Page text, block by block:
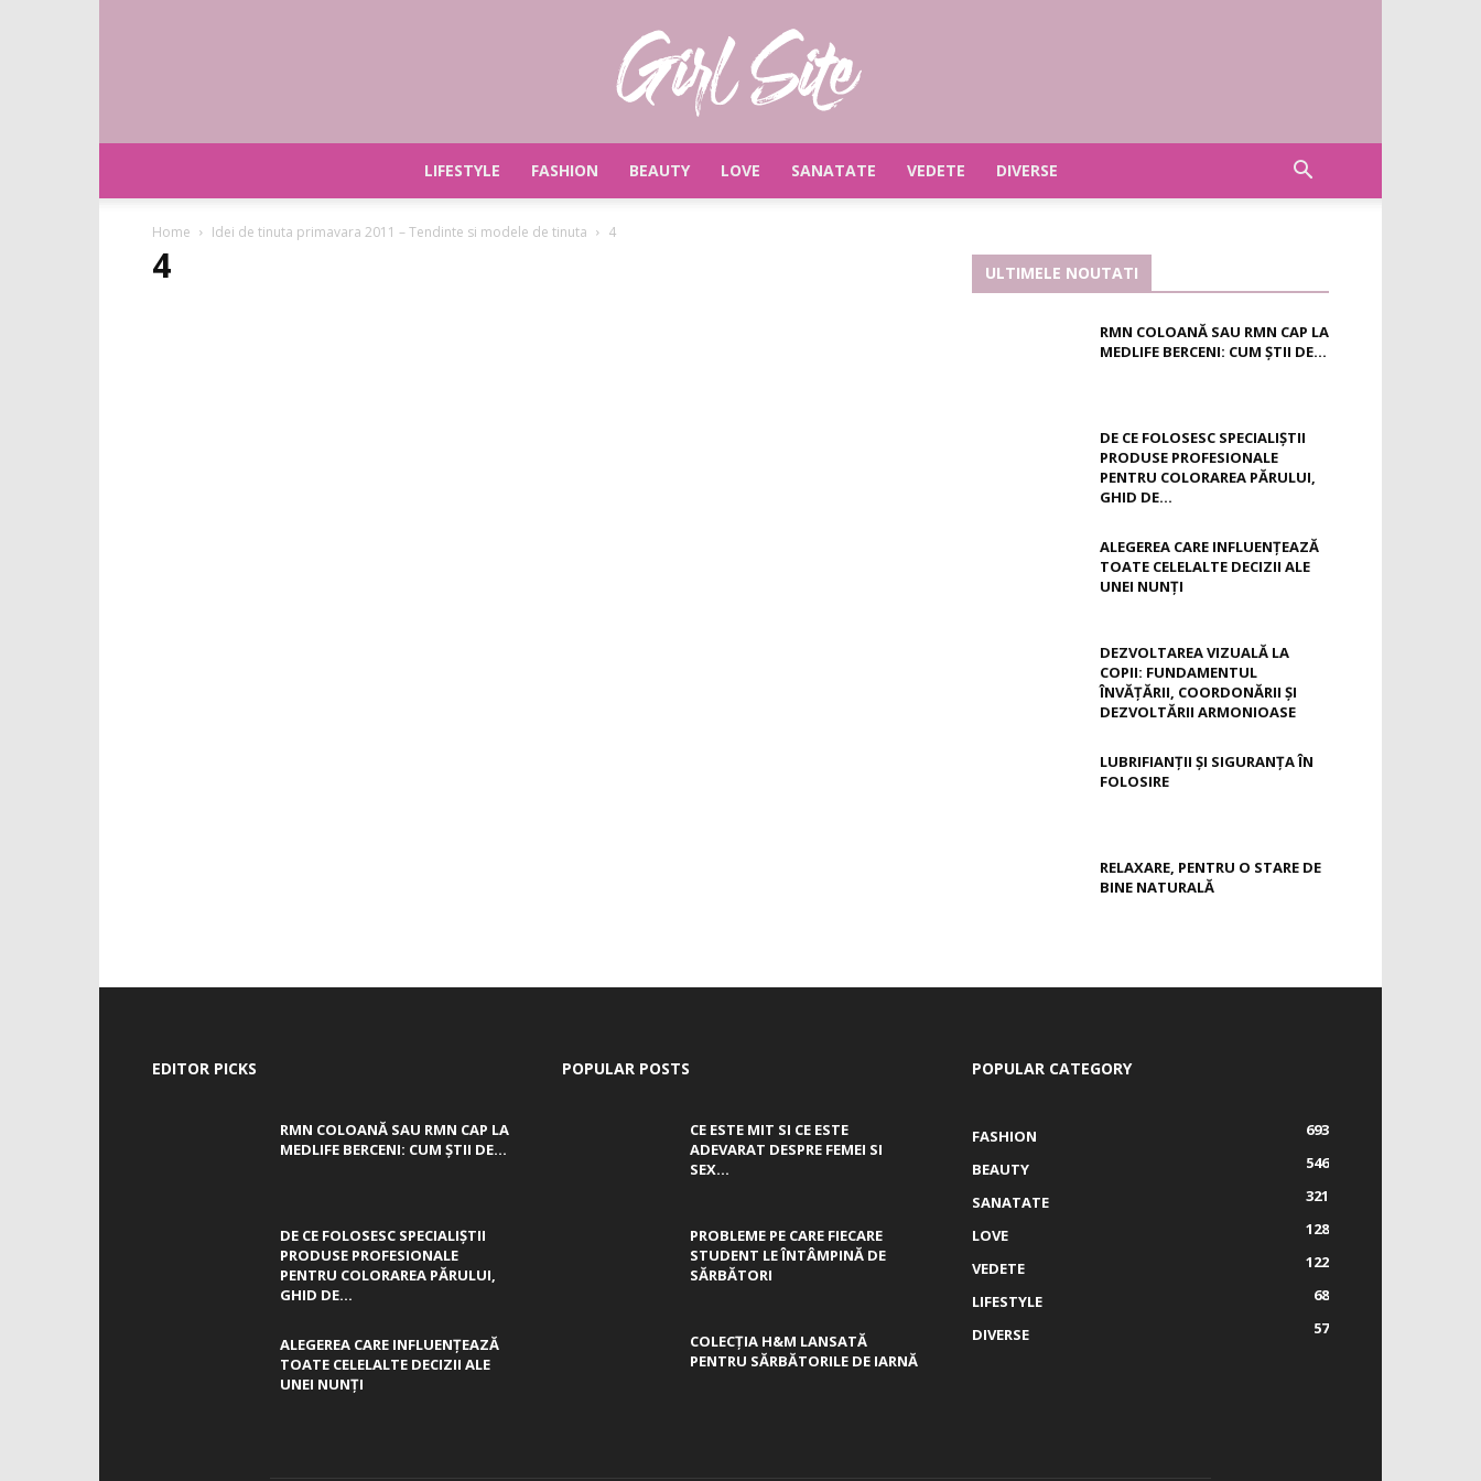
LIFESTYLE FASHION BEAUTY LOVE SANATATE VEDETE DIVERSE
Home Idei de tinuta primavara 2011 – Tendinte si modele de tinuta 4
4 ULTIMELE NOUTATI
RMN COLOANĂ SAU RMN CAP LA
MEDLIFE BERCENI: CUM ȘTII DE...
DE CE FOLOSESC SPECIALIȘTII
PRODUSE PROFESIONALE
PENTRU COLORAREA PĂRULUI,
GHID DE...
ALEGEREA CARE INFLUENȚEAZĂ
TOATE CELELALTE DECIZII ALE
UNEI NUNȚI
DEZVOLTAREA VIZUALĂ LA
COPII: FUNDAMENTUL
ÎNVĂȚĂRII, COORDONĂRII ȘI
DEZVOLTĂRII ARMONIOASE
LUBRIFIANȚII ȘI SIGURANȚA ÎN
FOLOSIRE
RELAXARE, PENTRU O STARE DE
BINE NATURALĂ
EDITOR PICKS
RMN COLOANĂ SAU RMN CAP LA
MEDLIFE BERCENI: CUM ȘTII DE...
DE CE FOLOSESC SPECIALIȘTII
PRODUSE PROFESIONALE
PENTRU COLORAREA PĂRULUI,
GHID DE...
ALEGEREA CARE INFLUENȚEAZĂ
TOATE CELELALTE DECIZII ALE
UNEI NUNȚI
POPULAR POSTS
CE ESTE MIT SI CE ESTE
ADEVARAT DESPRE FEMEI SI
SEX...
PROBLEME PE CARE FIECARE
STUDENT LE ÎNTÂMPINĂ DE
SĂRBĂTORI
COLECȚIA H&M LANSATĂ
PENTRU SĂRBĂTORILE DE IARNĂ
POPULAR CATEGORY
FASHION
693
BEAUTY
546
SANATATE
321
LOVE
128
VEDETE
122
LIFESTYLE
68
DIVERSE
57